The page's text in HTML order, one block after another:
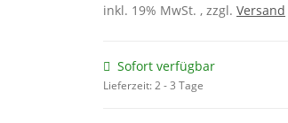
inkl. 19% MwSt. , zzgl. Versand
Sofort verfügbar
Lieferzeit:2 - 3 Tage